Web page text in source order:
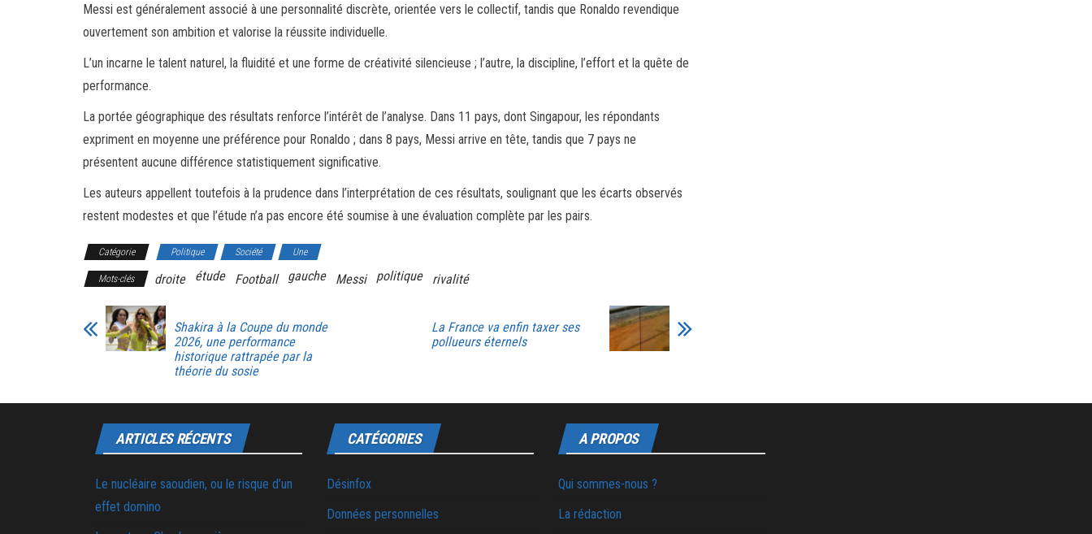
Messi est généralement associé à une personnalité discrète, orientée vers le collectif, tandis que Ronaldo revendique
ouvertement son ambition et valorise la réussite individuelle.
L’un incarne le talent naturel, la fluidité et une forme de créativité silencieuse ; l’autre, la discipline, l’effort et la quête de
performance.
La portée géographique des résultats renforce l’intérêt de l’analyse. Dans 11 pays, dont Singapour, les répondants
expriment en moyenne une préférence pour Ronaldo ; dans 8 pays, Messi arrive en tête, tandis que 7 pays ne
présentent aucune différence statistiquement significative.
Les auteurs appellent toutefois à la prudence dans l’interprétation de ces résultats, soulignant que les écarts observés
restent modestes et que l’étude n’a pas encore été soumise à une évaluation complète par les pairs.
Catégorie Politique Société Une
Mots-clés droite étude Football gauche Messi politique rivalité
Shakira à la Coupe du monde
2026, une performance
historique rattrapée par la
théorie du sosie
La France va enfin taxer ses
pollueurs éternels
ARTICLES RÉCENTS
Le nucléaire saoudien, ou le risque d’un
effet domino
CATÉGORIES
Désinfox
Données personnelles
A PROPOS
Qui sommes-nous ?
La rédaction